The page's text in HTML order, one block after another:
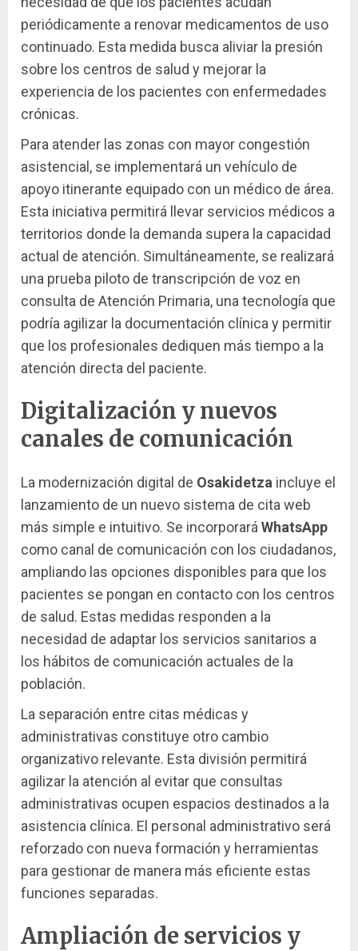
periódicamente a renovar medicamentos de uso
continuado. Esta medida busca aliviar la presión
sobre los centros de salud y mejorar la
experiencia de los pacientes con enfermedades
crónicas.
Para atender las zonas con mayor congestión
asistencial, se implementará un vehículo de
apoyo itinerante equipado con un médico de área.
Esta iniciativa permitirá llevar servicios médicos a
territorios donde la demanda supera la capacidad
actual de atención. Simultáneamente, se realizará
una prueba piloto de transcripción de voz en
consulta de Atención Primaria, una tecnología que
podría agilizar la documentación clínica y permitir
que los profesionales dediquen más tiempo a la
atención directa del paciente.
Digitalización y nuevos
canales de comunicación
La modernización digital de Osakidetza incluye el
lanzamiento de un nuevo sistema de cita web
más simple e intuitivo. Se incorporará WhatsApp
como canal de comunicación con los ciudadanos,
ampliando las opciones disponibles para que los
pacientes se pongan en contacto con los centros
de salud. Estas medidas responden a la
necesidad de adaptar los servicios sanitarios a
los hábitos de comunicación actuales de la
población.
La separación entre citas médicas y
administrativas constituye otro cambio
organizativo relevante. Esta división permitirá
agilizar la atención al evitar que consultas
administrativas ocupen espacios destinados a la
asistencia clínica. El personal administrativo será
reforzado con nueva formación y herramientas
para gestionar de manera más eficiente estas
funciones separadas.
Ampliación de servicios y